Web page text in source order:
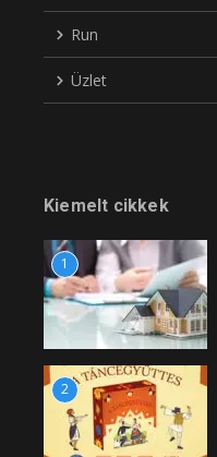
Run
Üzlet
Kiemelt cikkek
1
2